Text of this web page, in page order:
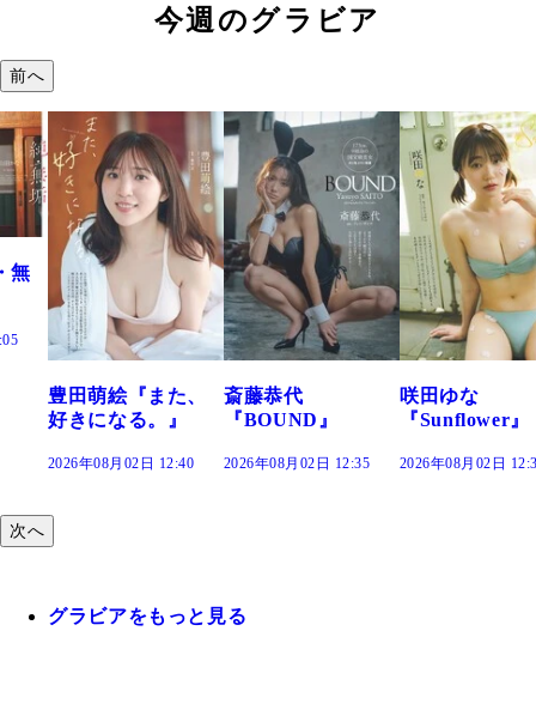
今週のグラビア
前へ
斎藤恭代
『BOUND』
2026年08月02日 12:35
咲田ゆな
『Sunflower』
2026年08月02日 12:30
藤水咲桜『花
だまり』
2026年08月02日
次へ
グラビアをもっと見る